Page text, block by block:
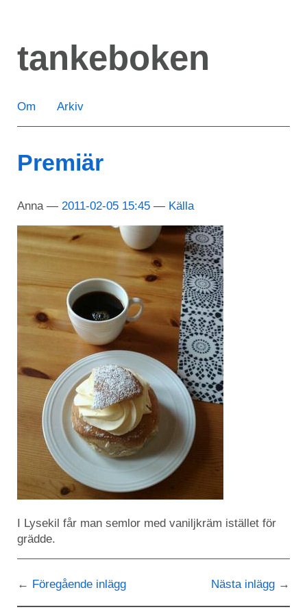
huvudinnehåll
tankeboken
Om Arkiv
Premiär
Anna 2011-02-05 15:45 Källa
I Lysekil får man semlor med vaniljkräm istället för
grädde.
Föregående inlägg Nästa inlägg